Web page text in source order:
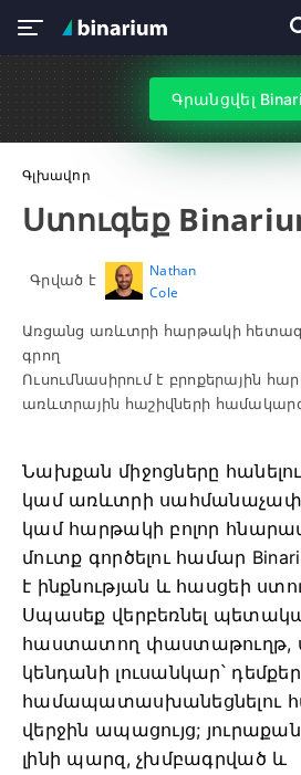
Գրանցվել
Գլխավոր
Ստուգեք
Գրված է
Nathan
Cole
Առցանց առևտրի հարթակի
գրող
Ուսումնասիրում է բրոքերային
առևտրային հաշիվների
Նախքան միջոցները
կամ առևտրի
կամ հարթակի բոլոր
մուտք գործելու համար
է ինքնության և հասցեի
Սպասեք վերբեռնել
հաստատող փաստաթուղթ,
կենդանի լուսանկար՝
համապատասխանեցնելու
վերջին ապացույց;
լինի պարզ, չխմբագրված և